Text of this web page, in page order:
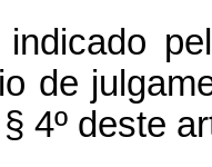
de
4º deste